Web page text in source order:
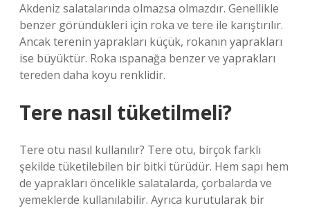
Akdeniz salatalarında olmazsa olmazdır. Genellikle
benzer göründükleri için roka ve tere ile karıştırılır.
Ancak terenin yaprakları küçük, rokanın yaprakları
ise büyüktür. Roka ıspanağa benzer ve yaprakları
tereden daha koyu renklidir.
Tere nasıl tüketilmeli?
Tere otu nasıl kullanılır? Tere otu, birçok farklı
şekilde tüketilebilen bir bitki türüdür. Hem sapı hem
de yaprakları öncelikle salatalarda, çorbalarda ve
yemeklerde kullanılabilir. Ayrıca kurutularak bir